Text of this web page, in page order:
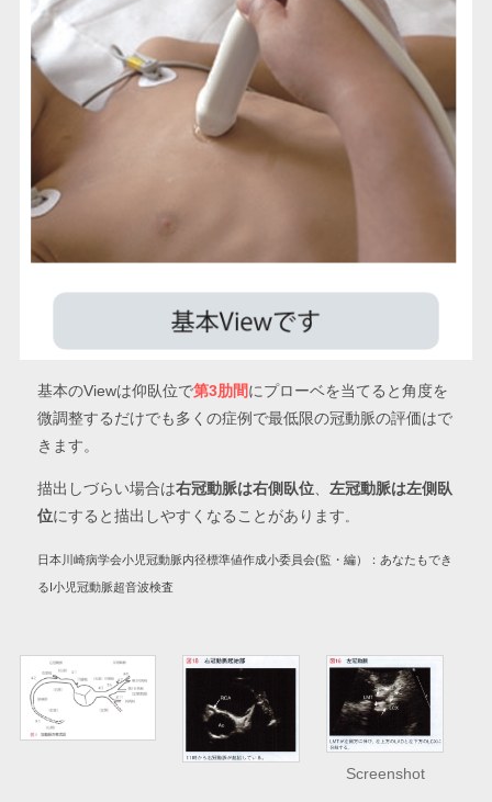
基本のViewは仰臥位で第3肋間にプローベを当てると角度を
微調整するだけでも多くの症例で最低限の冠動脈の評価はで
きます。
描出しづらい場合は右冠動脈は右側臥位
左冠動脈は左側臥
位にすると描出しやすくなることがあります
日本川崎病学会小児冠動脈内径標準値作成小委員会(監・編）：あなたもでき
るI小児冠動脈超音波検査
Screenshot